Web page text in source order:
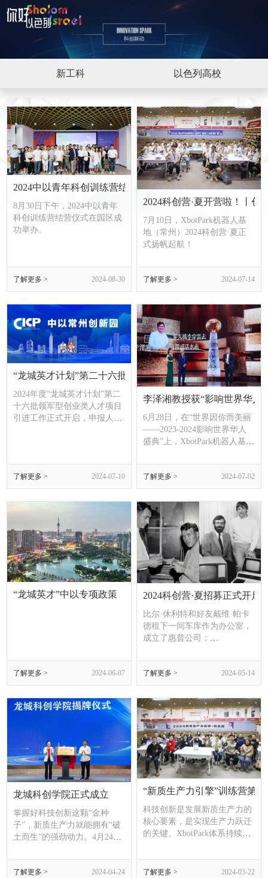
新工科 以色列高校
2024中以青年科创训练营结营仪式成功举办
8月30日下午，2024中以青年
科创训练营结营仪式在园区成
功举办。
了解更多 > 2024-08-30
2024科创营·夏开营啦！丨创
7月10日，XbotPark机器人基
地（常州）2024科创营·夏正
式扬帆起航！
了解更多 > 2024-07-14
“龙城英才计划”第二十六批领军型创业人才项目开启申报
2024年度“龙城英才计划”第二
十六批领军型创业类人才项目
引进工作正式开启，申报人可
了解更多 > 2024-07-10
李泽湘教授获“影响世界华人
6月28日，在“世界因你而美丽
——2023-2024影响世界华人
盛典”上，XbotPark机器人基地
人、香港科技大学教授李泽
湘，成为新一届“影响世界华
人大奖”的获奖者。当晚，李
泽湘教授与诺贝尔物理学奖获
得者、实验物理学家丁肇中，
嘉华集团主席、大紫荆勋贤吕
志和，演员、作家林青霞，演
员汤唯，极地博物馆基金创办
人李乐诗一起，在全球华人的
见证下接受颁奖。香港特别行
政区行政长官李家超出席盛典
并致辞。
了解更多 > 2024-07-02
“龙城英才”中以专项政策
了解更多 > 2024-06-07
2024科创营·夏招募正式开启
比尔·休利特和好友戴维·帕卡
德租下一间车库作为办公室，
成立了惠普公司；
比尔·盖茨从哈佛辍学和好友
艾伦在自家车库内，成立了微
软公司；
乔布斯与好友沃兹尼亚克在自
家车库内，成立了苹果电脑公
司；
了解更多 > 2024-05-14
龙城科创学院正式成立
掌握好科技创新这颗“金种
子”，新质生产力就能拥有“破
土而生”的强劲动力。4月24
会，深入贯彻习近平总书记关
于科技创新的重要论述，进一
了解更多 > 2024-04-24
“新质生产力引擎”训练营第
科技创新是发展新质生产力的
核心要素，是实现生产力跃迁
的关键。XbotPark体系持续坚
创平台，全力打造新质生产
了解更多 > 2024-03-22